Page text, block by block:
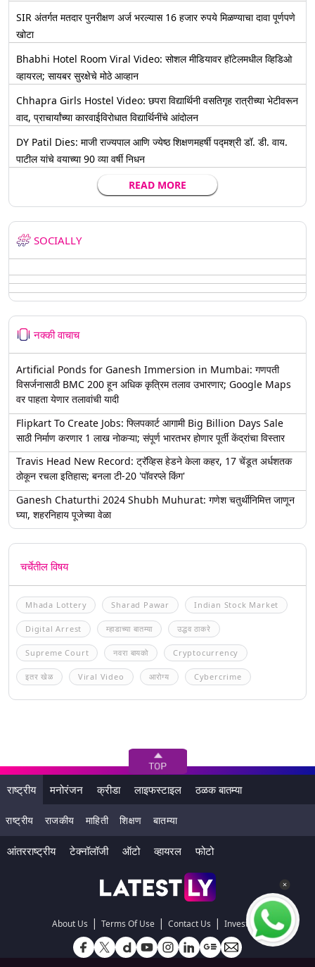
SIR अंतर्गत मतदार पुनरीक्षण अर्ज भरल्यास 16 हजार रुपये मिळण्याचा दावा पूर्णपणे
खोटा
Bhabhi Hotel Room Viral Video: सोशल मीडियावर हॉटेलमधील व्हिडिओ
व्हायरल; सायबर सुरक्षेचे मोठे आव्हान
Chhapra Girls Hostel Video: छपरा विद्यार्थिनी वसतिगृह रात्रीच्या भेटीवरून
वाद, प्राचार्यांच्या कारवाईविरोधात विद्यार्थिनींचे आंदोलन
DY Patil Dies: माजी राज्यपाल आणि ज्येष्ठ शिक्षणमहर्षी पद्मश्री डॉ. डी. वाय.
पाटील यांचे वयाच्या 90 व्या वर्षी निधन
READ MORE
SOCIALLY
नक्की वाचाच
Artificial Ponds for Ganesh Immersion in Mumbai: गणपती
विसर्जनासाठी BMC 200 हून अधिक कृत्रिम तलाव उभारणार; Google Maps
वर पाहता येणार तलावांची यादी
Flipkart To Create Jobs: फ्लिपकार्ट आगामी Big Billion Days Sale
साठी निर्माण करणार 1 लाख नोकऱ्या; संपूर्ण भारतभर होणार पूर्ती केंद्रांचा विस्तार
Travis Head New Record: ट्रॅव्हिस हेडने केला कहर, 17 चेंडूत अर्धशतक
ठोकून रचला इतिहास; बनला टी-20 'पॉवरप्ले किंग'
Ganesh Chaturthi 2024 Shubh Muhurat: गणेश चतुर्थीनिमित्त जाणून
घ्या, शहरनिहाय पूजेच्या वेळा
चर्चेतील विषय
Mhada Lottery Sharad Pawar Indian Stock Market
Digital Arrest म्हाडाच्या बातम्या उद्धव ठाकरे
Supreme Court नवरा बायको Cryptocurrency
इतर खेळ Viral Video आरोग्य Cybercrime
राष्ट्रीय मनोरंजन क्रीडा लाइफस्टाइल ठळक बातम्या
राष्ट्रीय राजकीय माहिती शिक्षण बातम्या
आंतरराष्ट्रीय टेक्नॉलॉजी ऑटो व्हायरल फोटो
About Us | Terms Of Use | Contact Us | Investors